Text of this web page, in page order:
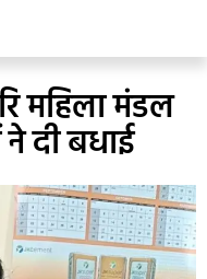
महिला मंडल
दी बधाई